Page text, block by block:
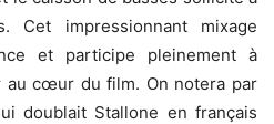
Cet impressionnant mixage
et participe pleinement à
au cœur du film. On notera par
doublait Stallone en français